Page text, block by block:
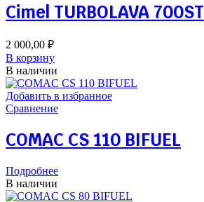
Cimel TURBOLAVA 700ST
2 000,00 ₽
В корзину
В наличии
Добавить в избранное
Сравнение
COMAC CS 110 BIFUEL
Подробнее
В наличии